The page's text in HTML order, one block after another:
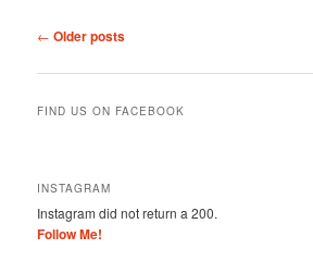
Post
← Older posts
FIND US ON FACEBOOK
INSTAGRAM
Instagram did not return a 200.
Follow Me!